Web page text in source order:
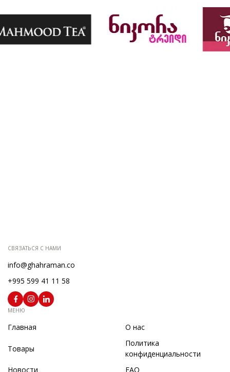
Silver River 615
Sevil 604
СВЯЗАТЬСЯ С НАМИ
info@ghahraman.co
+995 599 41 11 58
МЕНЮ
Главная О нас
Товары
Политика
конфиденциальности
Новости
FAQ